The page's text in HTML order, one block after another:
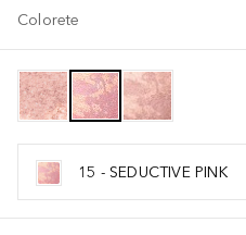
Colorete
15 - SEDUCTIVE PINK